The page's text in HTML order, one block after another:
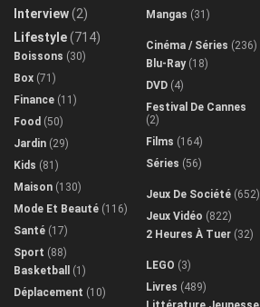
Interview(2)
Lifestyle(714)
Boissons (30)
Box (71)
Finance (11)
Food (50)
Jardin (29)
Kids (81)
Maison (130)
Mode Et Beauté (116)
Santé (17)
Sport (88)
Basketball
(1)
Déplacement (10)
Mangas (31)
Cinéma / Séries (236)
Blu-Ray(18)
DVD (4)
Festival De Cannes
(2)
Films (164)
Séries (56)
Jeux De Société (652)
Jeux Vidéo (822)
2 Heures À Tuer (32)
LEGO (3)
Livres (489)